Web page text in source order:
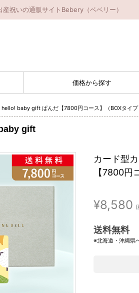
祝いの通販サイトBebery（ベベリー）
価格から探す
baby gift ぱんだ【7800円コース】（BOXタイプ
gift
カード型
【7800円
¥8,580 (
送料無料
※北海道・沖縄県